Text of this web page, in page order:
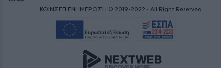
ΚΟΙΝΣΕΠ ΕΝΗΜΕΡΩΣΗ © 2019-2022 - All Right Reserved